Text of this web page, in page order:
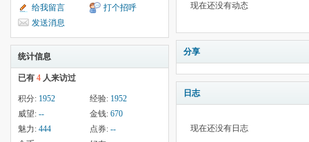
给我留言
打个招呼
发送消息
统计信息
已有 4 人来访过
积分: 1952 经验: 1952
威望: -- 金钱: 670
魅力: 444 点券: --
现在还没有动态
分享
日志
现在还没有日志